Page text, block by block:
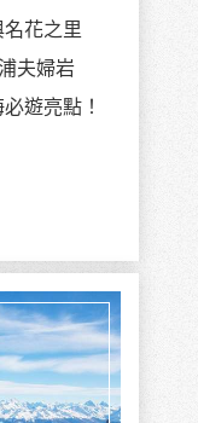
花之里
夫婦岩
遊亮點！